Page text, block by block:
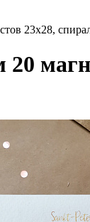
23х28,
20